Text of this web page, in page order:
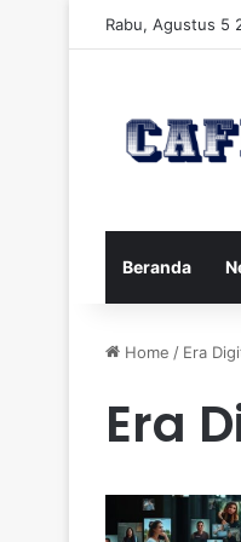
Rabu, Agustus 5
Beranda
Home / Era
Era